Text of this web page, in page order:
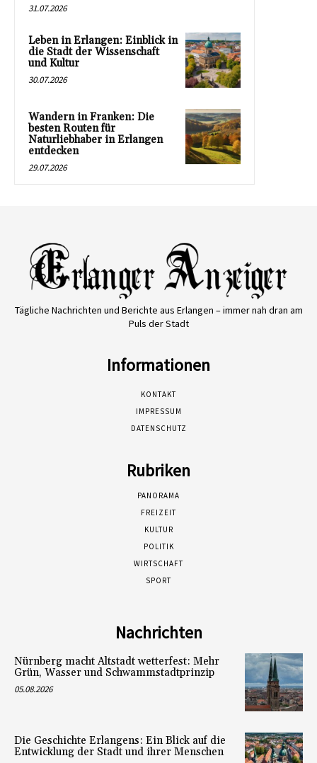
31.07.2026
Leben in Erlangen: Einblick in
die Stadt der Wissenschaft
und Kultur
30.07.2026
Wandern in Franken: Die
besten Routen für
Naturliebhaber in Erlangen
entdecken
29.07.2026
Tägliche Nachrichten und Berichte aus Erlangen – immer nah dran am
Puls der Stadt
Informationen
KONTAKT
IMPRESSUM
DATENSCHUTZ
Rubriken
PANORAMA
FREIZEIT
KULTUR
POLITIK
WIRTSCHAFT
SPORT
Nachrichten
Nürnberg macht Altstadt wetterfest: Mehr
Grün, Wasser und Schwammstadtprinzip
05.08.2026
Die Geschichte Erlangens: Ein Blick auf die
Entwicklung der Stadt und ihrer Menschen